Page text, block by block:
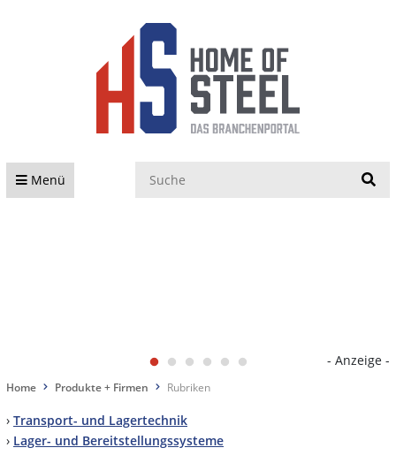
Menü
- Anzeige -
Home Produkte + Firmen Rubriken
› Transport- und Lagertechnik
› Lager- und Bereitstellungssysteme